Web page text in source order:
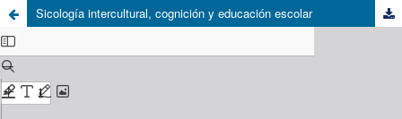
Sicología intercultural, cognición y educación escolar